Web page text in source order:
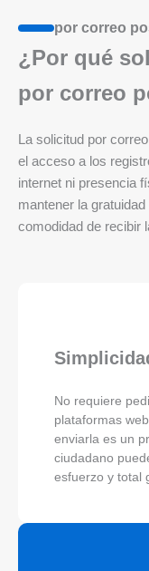
por correo
¿Por qué
por correo
La solicitud por
el acceso a los
internet ni presencia
mantener la
comodidad de recibir
No requiere
plataformas
enviarla es un
ciudadano
esfuerzo y total